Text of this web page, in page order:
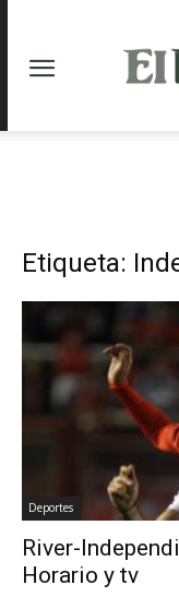
Etiqueta:
Deportes
River-
Horario y tv